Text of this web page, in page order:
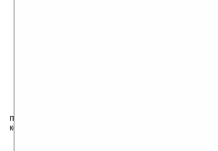
Устройство работает под управлением
предустановленным пакетом Touch Pack, который
компьютером.
Origami It’s оборудован ультратонким